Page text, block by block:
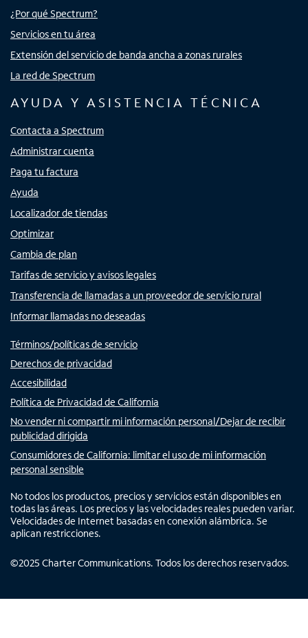
¿Por qué Spectrum?
Servicios en tu área
Extensión del servicio de banda ancha a zonas rurales
La red de Spectrum
AYUDA Y ASISTENCIA TÉCNICA
Contacta a Spectrum
Administrar cuenta
Paga tu factura
Ayuda
Localizador de tiendas
Optimizar
Cambia de plan
Tarifas de servicio y avisos legales
Transferencia de llamadas a un proveedor de servicio rural
Informar llamadas no deseadas
Términos/políticas de servicio
Derechos de privacidad
Accesibilidad
Política de Privacidad de California
No vender ni compartir mi información personal/Dejar de recibir
publicidad dirigida
Consumidores de California: limitar el uso de mi información
personal sensible
No todos los productos, precios y servicios están disponibles en
todas las áreas. Los precios y las velocidades reales pueden variar.
Velocidades de Internet basadas en conexión alámbrica. Se
aplican restricciones.
©2025 Charter Communications. Todos los derechos reservados.